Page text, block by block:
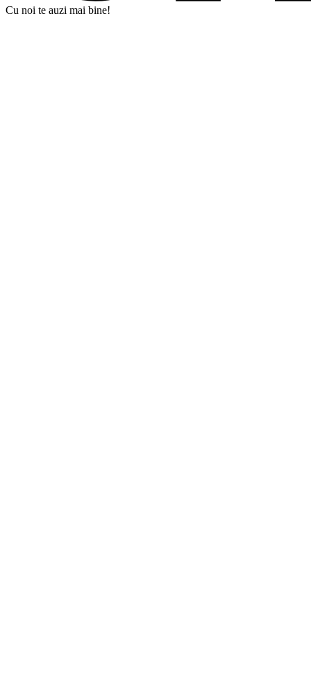
Cu noi te auzi mai bine!